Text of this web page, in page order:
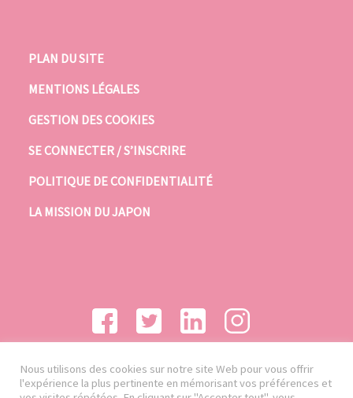
PLAN DU SITE
MENTIONS LÉGALES
GESTION DES COOKIES
SE CONNECTER / S’INSCRIRE
POLITIQUE DE CONFIDENTIALITÉ
LA MISSION DU JAPON
Nous utilisons des cookies sur notre site Web pour vous offrir
l'expérience la plus pertinente en mémorisant vos préférences et